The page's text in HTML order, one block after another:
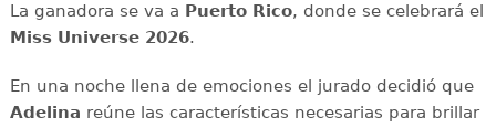
La ganadora se va a Puerto Rico, donde se celebrará el
Miss Universe 2026.
En una noche llena de emociones el jurado decidió que
Adelina reúne las características necesarias para brillar